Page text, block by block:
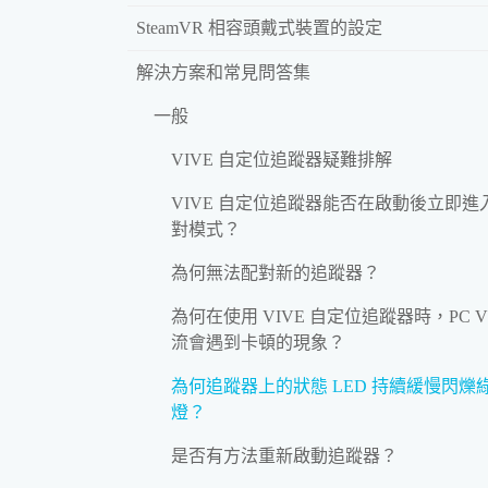
SteamVR 相容頭戴式裝置的設定
解決方案和常見問答集
一般
VIVE 自定位追蹤器疑難排解
VIVE 自定位追蹤器能否在啟動後立即進
對模式？
為何無法配對新的追蹤器？
為何在使用 VIVE 自定位追蹤器時，PC
流會遇到卡頓的現象？
為何追蹤器上的狀態 LED 持續緩慢閃爍
燈？
是否有方法重新啟動追蹤器？